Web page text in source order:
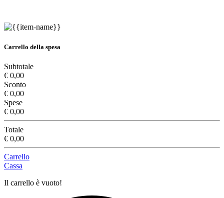
Carrello della spesa
Subtotale
€ 0,00
Sconto
€ 0,00
Spese
€ 0,00
Totale
€ 0,00
Carrello
Cassa
Il carrello è vuoto!